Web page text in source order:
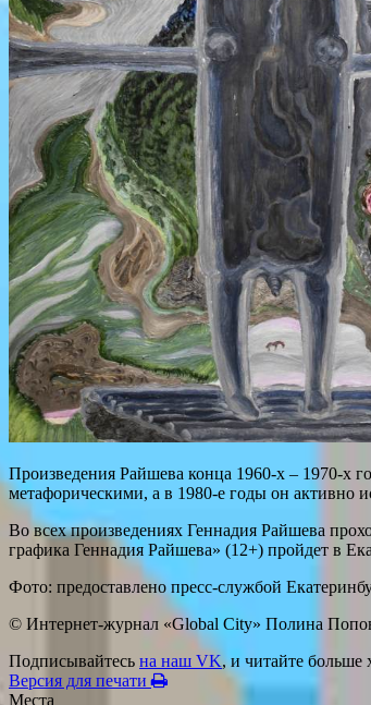
Произведения Райшева конца 1960-х – 1970-х
метафорическими, а в 1980-е годы он активно
Во всех произведениях Геннадия Райшева
графика Геннадия Райшева» (12+) пройдет в
Фото: предоставлено пресс-службой
© Интернет-журнал «Global City» Полина
Подписывайтесь на наш VK, и читайте больше
Версия для печати
Места